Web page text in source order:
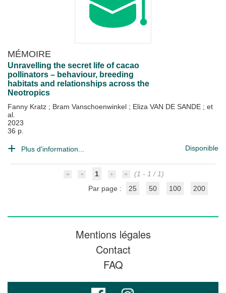
MÉMOIRE
Unravelling the secret life of cacao
pollinators – behaviour, breeding
habitats and relationships across the
Neotropics
Fanny Kratz ; Bram Vanschoenwinkel ; Eliza VAN DE SANDE ; et
al.
2023
36 p.
Plus d'information... Disponible
1
(1 - 1 / 1)
Par page :
25 50 100 200
Mentions légales
Contact
FAQ